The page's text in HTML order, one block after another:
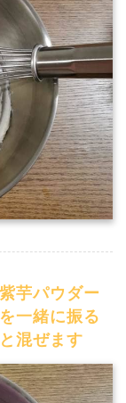
芋パウダー
一緒に振る
混ぜます